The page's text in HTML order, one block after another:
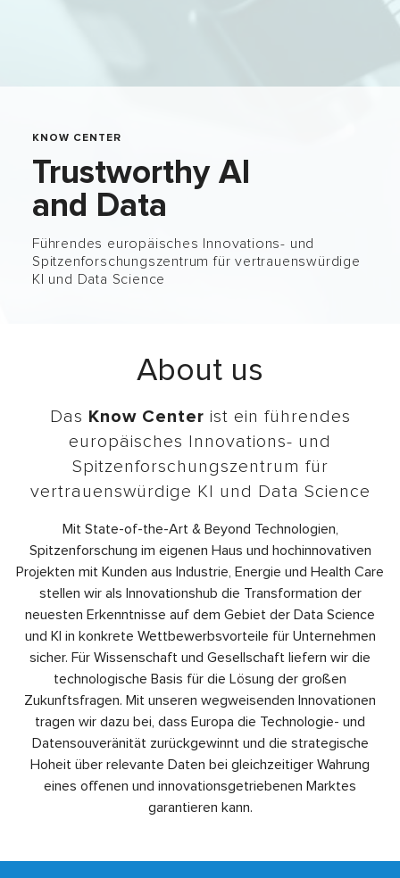
KNOW CENTER
Trustworthy AI
and Data
Führendes europäisches Innovations- und
Spitzenforschungszentrum für vertrauenswürdige
KI und Data Science
About us
Das Know Center ist ein führendes
europäisches Innovations- und
Spitzenforschungszentrum für
vertrauenswürdige KI und Data Science
Mit State-of-the-Art & Beyond Technologien,
Spitzenforschung im eigenen Haus und hochinnovativen
Projekten mit Kunden aus Industrie, Energie und Health Care
stellen wir als Innovationshub die Transformation der
neuesten Erkenntnisse auf dem Gebiet der Data Science
und KI in konkrete Wettbewerbsvorteile für Unternehmen
sicher. Für Wissenschaft und Gesellschaft liefern wir die
technologische Basis für die Lösung der großen
Zukunftsfragen. Mit unseren wegweisenden Innovationen
tragen wir dazu bei, dass Europa die Technologie- und
Datensouveränität zurückgewinnt und die strategische
Hoheit über relevante Daten bei gleichzeitiger Wahrung
eines offenen und innovationsgetriebenen Marktes
garantieren kann.